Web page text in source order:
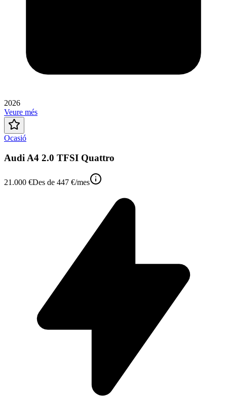
2026
Veure més
Ocasió
Audi A4 2.0 TFSI Quattro
21.000 €Des de 447 €/mes